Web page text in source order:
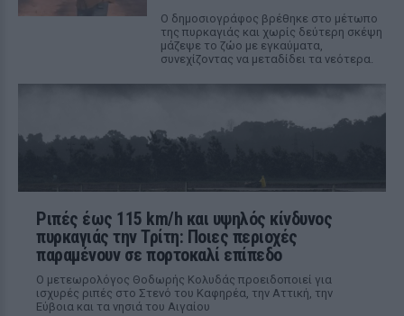
Ο δημοσιογράφος βρέθηκε στο μέτωπο
της πυρκαγιάς και χωρίς δεύτερη σκέψη
μάζεψε το ζώο με εγκαύματα,
συνεχίζοντας να μεταδίδει τα νεότερα.
Ριπές έως 115 km/h και υψηλός κίνδυνος
πυρκαγιάς την Τρίτη: Ποιες περιοχές
παραμένουν σε πορτοκαλί επίπεδο
Ο μετεωρολόγος Θοδωρής Κολυδάς προειδοποιεί για
ισχυρές ριπές στο Στενό του Καφηρέα, την Αττική, την
Εύβοια και τα νησιά του Αιγαίου